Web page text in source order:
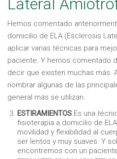
Lateral
Hemos comentado
domicilio de ELA (Esclerosis
aplicar varias técnicas para
paciente. Y hemos comentado
decir que existen muchas más.
nombrar algunas de las
general más se utilizan.
ESTIRAMIENTOS.Es una
fisioterapia a domicilio de
movilidad y flexibilidad al
ser lentos y muy suaves. Y
encontremos con un